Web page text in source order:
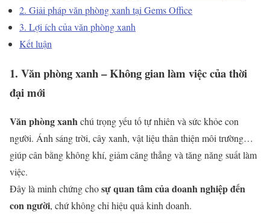
2. Giải pháp văn phòng xanh tại Gems Office
3. Lợi ích của văn phòng xanh
Kết luận
1. Văn phòng xanh – Không gian làm việc của thời
đại mới
Văn phòng xanhchú trọng yếu tố tự nhiên và sức khỏe con
người. Ánh sáng trời, cây xanh, vật liệu thân thiện môi trường…
giúp cân bằng không khí, giảm căng thẳng và tăng năng suất làm
việc.
Đây là minh chứng chosự quan tâm của doanh nghiệp đến
con người, chứ không chỉ hiệu quả kinh doanh.